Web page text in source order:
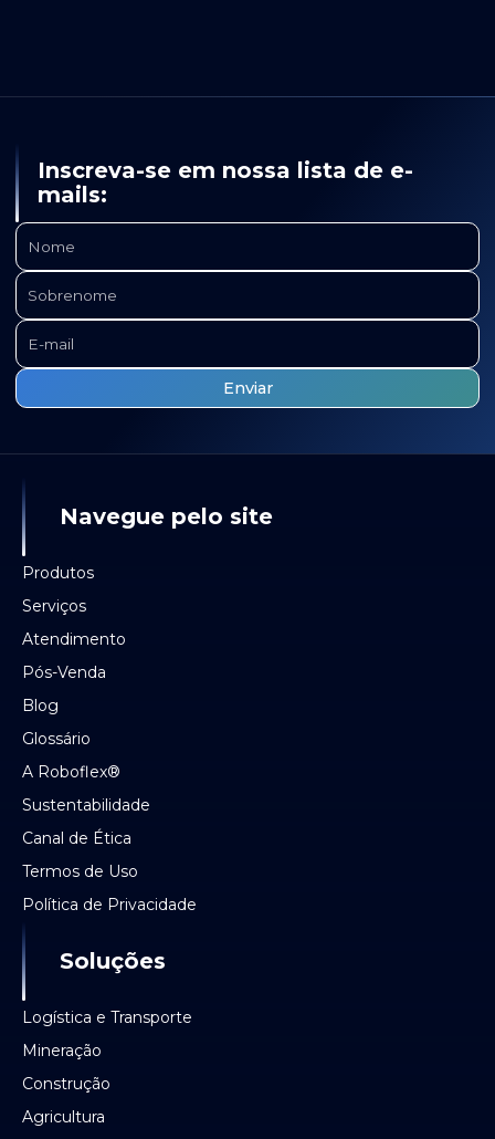
Inscreva-se em nossa lista de e-
mails:
Navegue pelo site
Produtos
Serviços
Atendimento
Pós-Venda
Blog
Glossário
A Roboflex®
Sustentabilidade
Canal de Ética
Termos de Uso
Política de Privacidade
Soluções
Logística e Transporte
Mineração
Construção
Agricultura